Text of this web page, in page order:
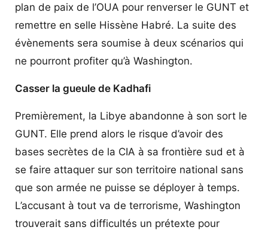
plan de paix de l’OUA pour renverser le GUNT et
remettre en selle Hissène Habré. La suite des
évènements sera soumise à deux scénarios qui
ne pourront profiter qu’à Washington.
Casser la gueule de Kadhafi
Premièrement, la Libye abandonne à son sort le
GUNT. Elle prend alors le risque d’avoir des
bases secrètes de la CIA à sa frontière sud et à
se faire attaquer sur son territoire national sans
que son armée ne puisse se déployer à temps.
L’accusant à tout va de terrorisme, Washington
trouverait sans difficultés un prétexte pour